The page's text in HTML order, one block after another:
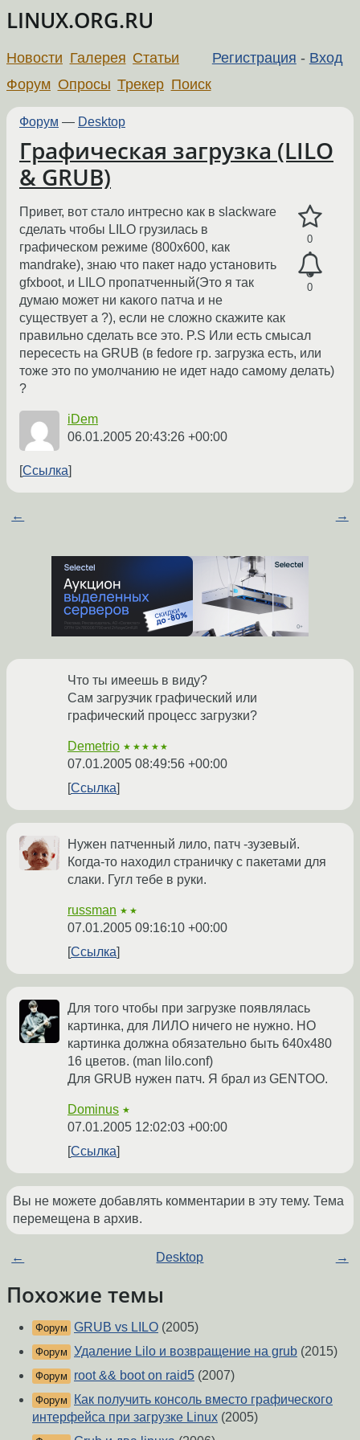
LINUX.ORG.RU
Регистрация - Вход
Новости Галерея Статьи
Форум Опросы Трекер Поиск
Форум — Desktop
Графическая загрузка (LILO
& GRUB)
0
0
Привет, вот стало интресно как в slackware
сделать чтобы LILO грузилась в
графическом режиме (800х600, как
mandrake), знаю что пакет надо установить
gfxboot, и LILO пропатченный(Это я так
думаю может ни какого патча и не
существует а ?), если не сложно скажите как
правильно сделать все это. P.S Или есть смысал
пересесть на GRUB (в fedore гр. загрузка есть, или
тоже это по умолчанию не идет надо самому делать)
?
iDem
06.01.2005 20:43:26 +00:00
Ссылка
← →
Что ты имеешь в виду?
Сам загрузчик графический или
графический процесс загрузки?
Demetrio ★★★★★
07.01.2005 08:49:56 +00:00
Ссылка
Нужен патченный лило, патч -зузевый.
Когда-то находил страничку с пакетами для
слаки. Гугл тебе в руки.
russman ★★
07.01.2005 09:16:10 +00:00
Ссылка
Для того чтобы при загрузке появлялась
картинка, для ЛИЛО ничего не нужно. НО
картинка должна обязательно быть 640х480
16 цветов. (man lilo.conf)
Для GRUB нужен патч. Я брал из GENTOO.
Dominus ★
07.01.2005 12:02:03 +00:00
Ссылка
Вы не можете добавлять комментарии в эту тему. Тема
перемещена в архив.
← Desktop →
Похожие темы
Форум GRUB vs LILO (2005)
Форум Удаление Lilo и возвращение на grub (2015)
Форум root && boot on raid5 (2007)
Форум
Как получить консоль вместо графического
интерфейса при загрузке Linux (2005)